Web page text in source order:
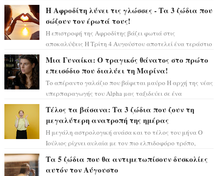
Η Αφροδίτη λύνει τις γλώσσες - Τα 3 ζώδια που
σώζουν τον έρωτά τους!
Η επιστροφή της Αφροδίτης βάζει φωτιά στις
αποκαλύψεις Η Τρίτη 4 Αυγούστου αποτελεί ένα τεράστιο
Μια Γυναίκα: Ο τραγικός θάνατος στο πρώτο
επεισόδιο που διαλύει τη Μαρίνα!
Το απέραντο γαλάζιο που βάφεται μαύρο Η αρχή της νέας
υπερπαραγωγής του Alpha μας ταξιδεύει σε ένα
Τέλος τα βάσανα: Τα 3 ζώδια που ζουν τη
μεγαλύτερη ανατροπή της ημέρας
Η μεγάλη αστρολογική ανάσα και το τέλος του μήνα Ο
Ιούλιος ρίχνει αυλαία με τον πιο ελπιδοφόρο τρόπο,
Τα 5 ζώδια που θα αντιμετωπίσουν δυσκολίες
αυτόν τον Αύγουστο